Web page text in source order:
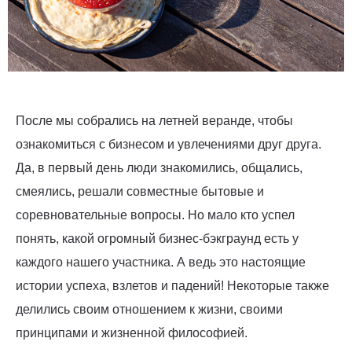
После мы собрались на летней веранде, чтобы
ознакомиться с бизнесом и увлечениями друг друга.
Да, в первый день люди знакомились, общались,
смеялись, решали совместные бытовые и
соревновательные вопросы. Но мало кто успел
понять, какой огромный бизнес-бэкграунд есть у
каждого нашего участника. А ведь это настоящие
истории успеха, взлетов и падений! Некоторые также
делились своим отношением к жизни, своими
принципами и жизненной философией.